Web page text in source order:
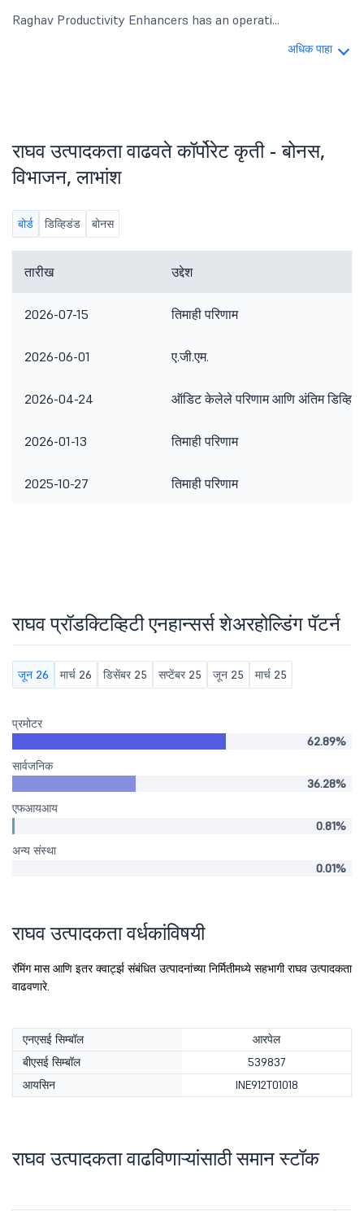
Raghav Productivity Enhancers has an operati...
अधिक पाहा
राघव उत्पादकता वाढवते कॉर्पोरेट कृती - बोनस,
विभाजन, लाभांश
बोर्ड डिव्हिडंड बोनस
तारीख उद्देश
2026-07-15 तिमाही परिणाम
2026-06-01 ए.जी.एम.
2026-04-24 ऑडिट केलेले परिणाम आणि अंतिम
2026-01-13 तिमाही परिणाम
2025-10-27 तिमाही परिणाम
राघव प्रॉडक्टिव्हिटी एनहान्सर्स शेअरहोल्डिंग पॅटर्न
जून 26 मार्च 26 डिसेंबर 25 सप्टेंबर 25 जून 25 मार्च 25
प्रमोटर
62.89%
सार्वजनिक
36.28%
एफआयआय
0.81%
अन्य संस्था
0.01%
राघव उत्पादकता वर्धकांविषयी
रॅमिंग मास आणि इतर क्वार्ट्झ संबंधित उत्पादनांच्या निर्मितीमध्ये सहभागी राघव उत्पादकता
वाढवणारे.
एनएसई सिम्बॉल
आरपेल
बीएसई सिम्बॉल
539837
आयसिन
INE912T01018
राघव उत्पादकता वाढविणाऱ्यांसाठी समान स्टॉक